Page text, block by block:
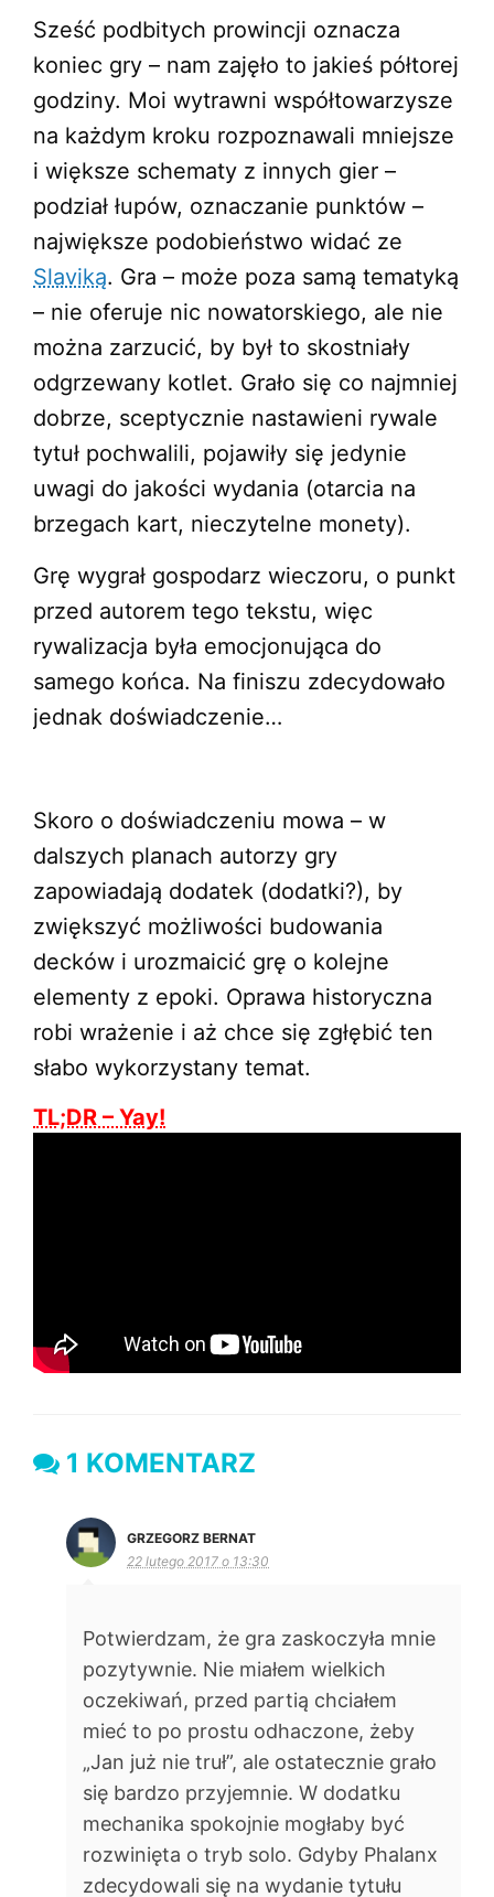
Sześć podbitych prowincji oznacza
koniec gry – nam zajęło to jakieś półtorej
godziny. Moi wytrawni współtowarzysze
na każdym kroku rozpoznawali mniejsze
i większe schematy z innych gier –
podział łupów, oznaczanie punktów –
największe podobieństwo widać ze
Slaviką. Gra – może poza samą tematyką
– nie oferuje nic nowatorskiego, ale nie
można zarzucić, by był to skostniały
odgrzewany kotlet. Grało się co najmniej
dobrze, sceptycznie nastawieni rywale
tytuł pochwalili, pojawiły się jedynie
uwagi do jakości wydania (otarcia na
brzegach kart, nieczytelne monety).
Grę wygrał gospodarz wieczoru, o punkt
przed autorem tego tekstu, więc
rywalizacja była emocjonująca do
samego końca. Na finiszu zdecydowało
jednak doświadczenie…
Skoro o doświadczeniu mowa – w
dalszych planach autorzy gry
zapowiadają dodatek (dodatki?), by
zwiększyć możliwości budowania
decków i urozmaicić grę o kolejne
elementy z epoki. Oprawa historyczna
robi wrażenie i aż chce się zgłębić ten
słabo wykorzystany temat.
TL;DR – Yay!
1 KOMENTARZ
GRZEGORZ BERNAT
22 lutego 2017 o 13:30
Potwierdzam, że gra zaskoczyła mnie
pozytywnie. Nie miałem wielkich
oczekiwań, przed partią chciałem
mieć to po prostu odhaczone, żeby
„Jan już nie truł”, ale ostatecznie grało
się bardzo przyjemnie. W dodatku
mechanika spokojnie mogłaby być
rozwinięta o tryb solo. Gdyby Phalanx
zdecydowali się na wydanie tytułu